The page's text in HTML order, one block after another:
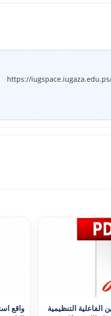
https://
الفاعلية التنظيمية
واقع